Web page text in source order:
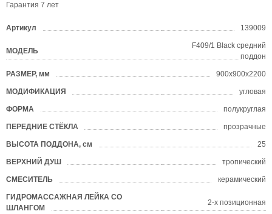
Гарантия 7 лет
Артикул 139009
МОДЕЛЬ
F409/1 Black средний
поддон
РАЗМЕР, мм 900х900х2200
МОДИФИКАЦИЯ угловая
ФОРМА полукруглая
ПЕРЕДНИЕ СТЁКЛА прозрачные
ВЫСОТА ПОДДОНА, см 25
ВЕРХНИЙ ДУШ тропический
СМЕСИТЕЛЬ керамический
ГИДРОМАССАЖНАЯ ЛЕЙКА СО
ШЛАНГОМ
2-х позиционная